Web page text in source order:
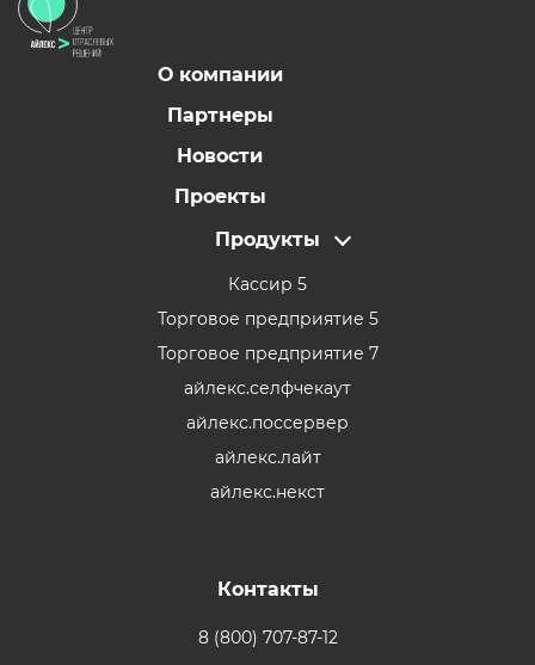
О компании
Партнеры
Новости
Проекты
Продукты
Кассир 5
Торговое предприятие 5
Торговое предприятие 7
айлекс.селфчекаут
айлекс.поссервер
айлекс.лайт
айлекс.некст
Контакты
8 (800) 707-87-12